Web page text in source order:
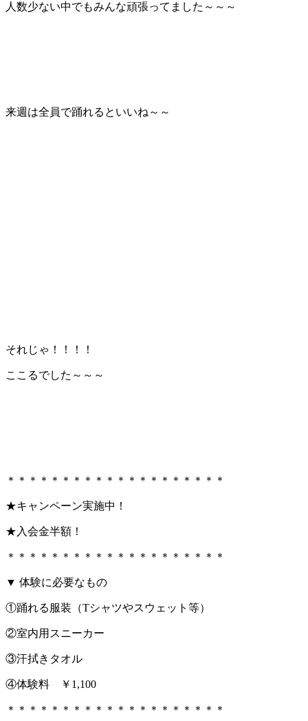
人数少ない中でもみんな頑張ってました～～～
来週は全員で踊れるといいね～～
それじゃ！！！！
ここるでした～～～
＊＊＊＊＊＊＊＊＊＊＊＊＊＊＊＊＊＊＊＊
★キャンペーン実施中！
★入会金半額！
＊＊＊＊＊＊＊＊＊＊＊＊＊＊＊＊＊＊＊＊
▼ 体験に必要なもの
①踊れる服装（Tシャツやスウェット等）
②室内用スニーカー
③汗拭きタオル
④体験料 ￥1,100
＊＊＊＊＊＊＊＊＊＊＊＊＊＊＊＊＊＊＊＊